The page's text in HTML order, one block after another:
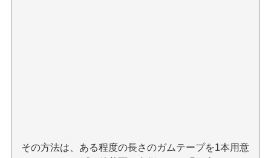
その方法は、ある程度の長さのガムテープを1本用意